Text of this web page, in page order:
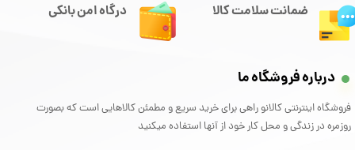
درگاه امن بانکی ضمانت سلامت کالا
درباره فروشگاه ما
فروشگاه اینترنتی کالانو راهی برای خرید سریع و مطمئن کالاهایی است که بصورت
روزمره در زندگی و محل کار خود از آنها استفاده میکنید